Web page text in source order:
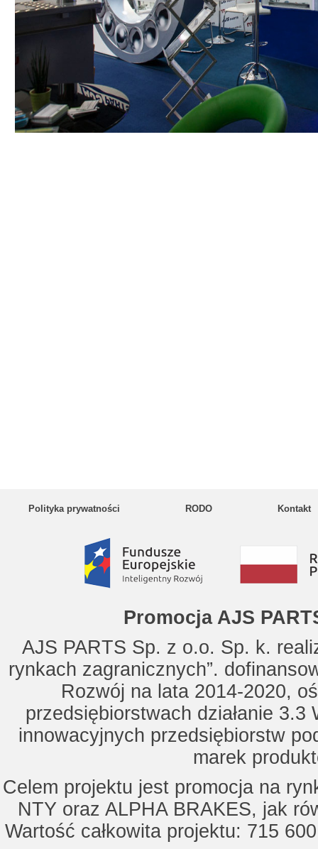
Polityka prywatności RODO Kontakt
Promocja AJS
AJS PARTS Sp. z o.o. Sp. k.
rynkach zagranicznych”.
Rozwój na lata 2014-2020,
przedsiębiorstwach działanie
innowacyjnych przedsiębiorstw
marek
Celem projektu jest promocja na
NTY oraz ALPHA BRAKES, jak
Wartość całkowita projektu: 715